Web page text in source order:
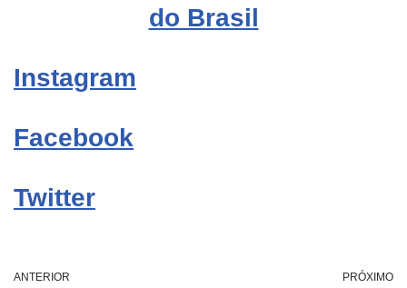
do Brasil
Instagram
Facebook
Twitter
ANTERIOR PRÓXIMO